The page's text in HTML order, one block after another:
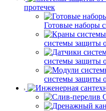
протечек
Готовые наборы
системы защиты
системы защиты
системы защиты